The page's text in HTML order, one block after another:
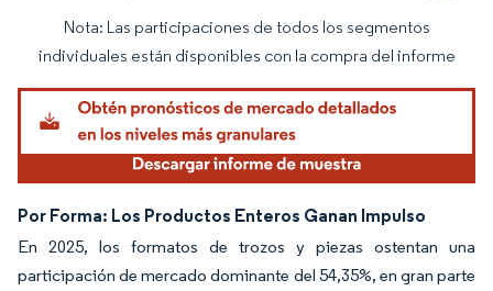
Imagen © Mordor Intelligence. El uso requiere atribución según CC BY 4.0.
Nota: Las participaciones de todos los segmentos
individuales están disponibles con la compra del informe
Por Forma: Los Productos Enteros Ganan Impulso
En 2025, los formatos de trozos y piezas ostentan una
participación de mercado dominante del 54,35%, en gran parte